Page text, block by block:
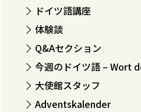
ドイツ語講座
体験談
Q&Aセクション
今週のドイツ語 – Wort
大使館スタッフ
Adventskalender